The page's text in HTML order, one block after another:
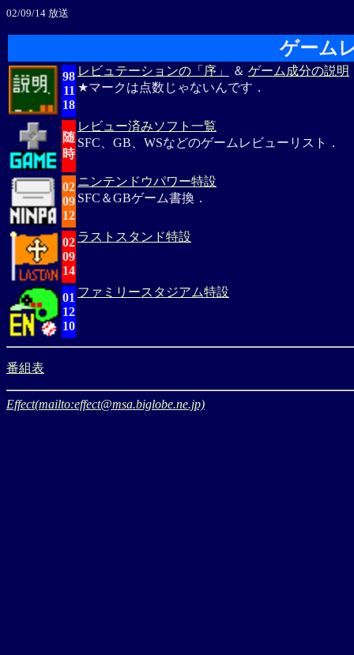
02/09/14 放送
ゲーム
98
11
18
レビュテーションの「序」 ＆ ゲーム成分の説明
★マークは点数じゃないんです．
随
時
レビュー済みソフト一覧
SFC、GB、WSなどのゲームレビューリスト．
02
09
12
ニンテンドウパワー特設
SFC＆GBゲーム書換．
02
09
14
ラストスタンド特設
01
12
10
ファミリースタジアム特設
番組表
Effect(mailto:effect@msa.biglobe.ne.jp)